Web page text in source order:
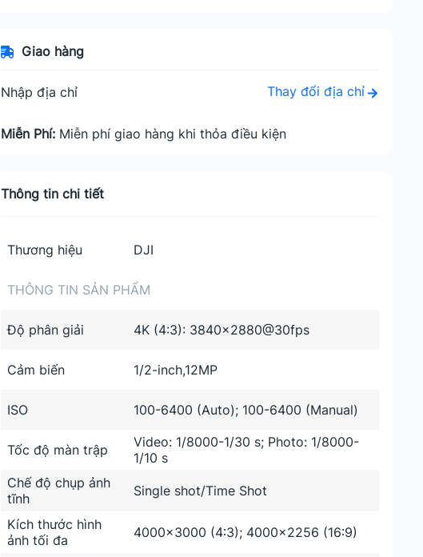
Giao hàng
Nhập địa chỉ Thay đổi địa chỉ
Miễn Phí: Miễn phí giao hàng khi thỏa điều kiện
Thông tin chi tiết
Thương hiệu DJI
THÔNG TIN SẢN PHẨM
Độ phân giải 4K (4:3): 3840×2880@30fps
Cảm biến 1/2-inch,12MP
ISO 100-6400 (Auto); 100-6400 (Manual)
Tốc độ màn trập
Video: 1/8000-1/30 s; Photo: 1/8000-
1/10 s
Chế độ chụp ảnh
tĩnh
Single shot/Time Shot
Kích thước hình
ảnh tối đa
4000×3000 (4∶3); 4000×2256 (16∶9)